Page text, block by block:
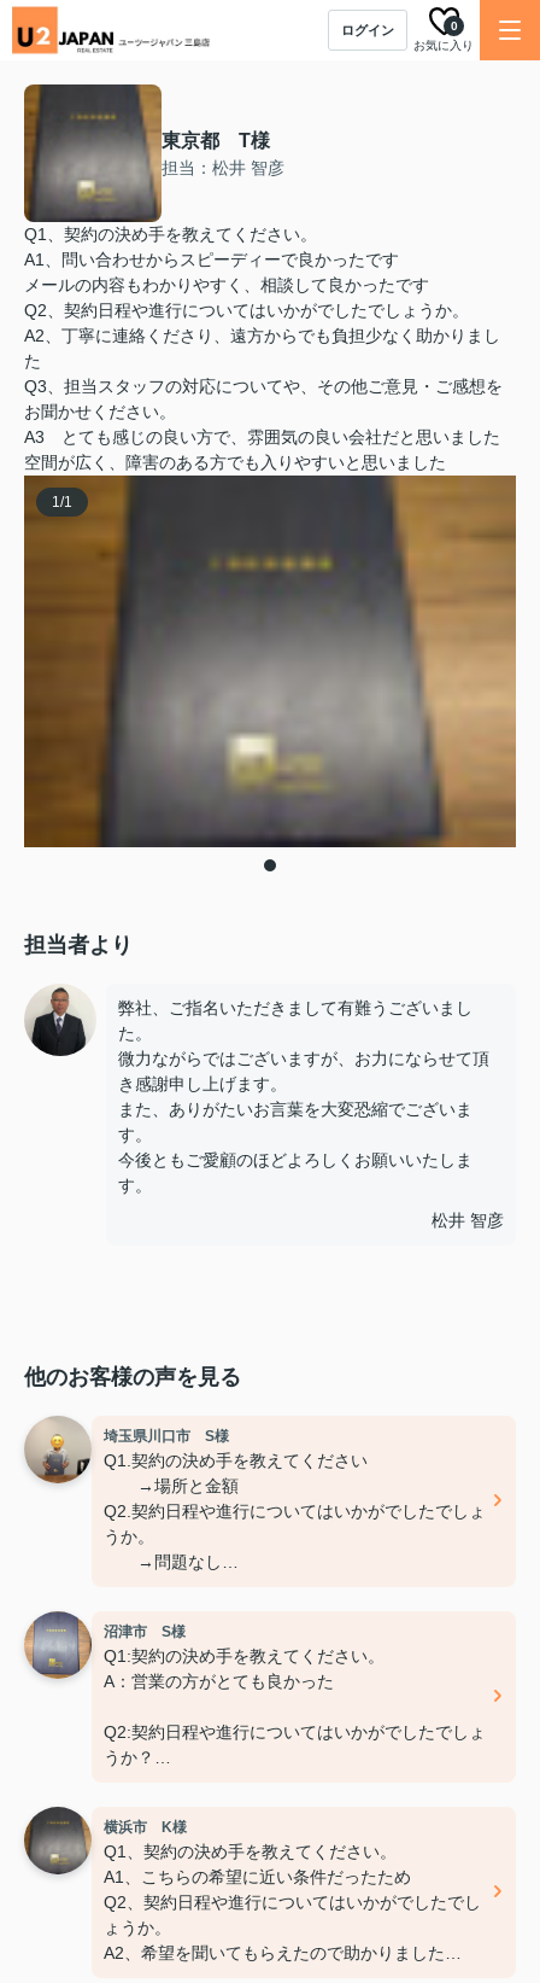
ログイン
お気に入り
0
東京都 T様
担当：松井 智彦
Q1、契約の決め手を教えてください。
A1、問い合わせからスピーディーで良かったです
メールの内容もわかりやすく、相談して良かったです
Q2、契約日程や進行についてはいかがでしたでしょうか。
A2、丁寧に連絡くださり、遠方からでも負担少なく助かりまし
た
Q3、担当スタッフの対応についてや、その他ご意見・ご感想を
お聞かせください。
A3 とても感じの良い方で、雰囲気の良い会社だと思いました
空間が広く、障害のある方でも入りやすいと思いました
1/1
担当者より
弊社、ご指名いただきまして有難うございまし
た。
微力ながらではございますが、お力にならせて頂
き感謝申し上げます。
また、ありがたいお言葉を大変恐縮でございま
す。
今後ともご愛顧のほどよろしくお願いいたしま
す。
松井 智彦
他のお客様の声を見る
埼玉県川口市 S様
Q1.契約の決め手を教えてください
→場所と金額
Q2.契約日程や進行についてはいかがでしたでしょ
うか。
→問題なし
おきかせください。
→特になし
沼津市 S様
Q1:契約の決め手を教えてください。
A：営業の方がとても良かった
Q2:契約日程や進行についてはいかがでしたでしょ
うか？
Q3:担当スタッフの対応についてや、その他ご意
見・ご感想などがございましたらお聞かせくださ
い。
A:素晴らしい １００点
横浜市 K様
Q1、契約の決め手を教えてください。
A1、こちらの希望に近い条件だったため
Q2、契約日程や進行についてはいかがでしたでし
ょうか。
A2、希望を聞いてもらえたので助かりました